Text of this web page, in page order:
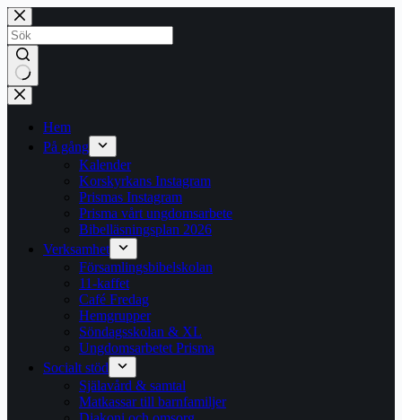
Hoppa
till
innehåll
Inga
resultat
Hem
På gång
Kalender
Korskyrkans Instagram
Prismas Instagram
Prisma vårt ungdomsarbete
Bibelläsningsplan 2026
Verksamhet
Församlingsbibelskolan
11-kaffet
Café Fredag
Hemgrupper
Söndagsskolan & XL
Ungdomsarbetet Prisma
Socialt stöd
Själavård & samtal
Matkassar till barnfamiljer